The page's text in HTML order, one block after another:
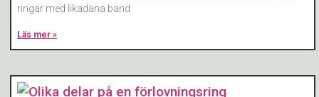
ringar med likadana band
Läs mer »